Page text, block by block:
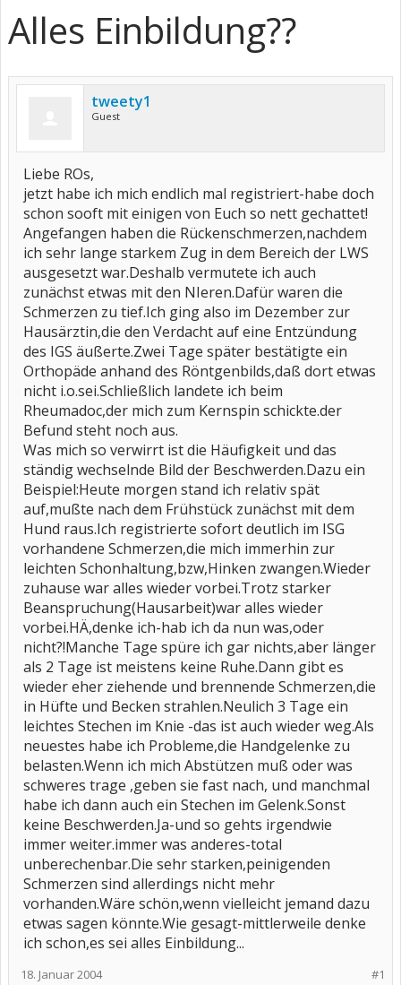
Alles Einbildung??
tweety1
Guest
Liebe ROs,
jetzt habe ich mich endlich mal registriert-habe doch
schon sooft mit einigen von Euch so nett gechattet!
Angefangen haben die Rückenschmerzen,nachdem
ich sehr lange starkem Zug in dem Bereich der LWS
ausgesetzt war.Deshalb vermutete ich auch
zunächst etwas mit den NIeren.Dafür waren die
Schmerzen zu tief.Ich ging also im Dezember zur
Hausärztin,die den Verdacht auf eine Entzündung
des IGS äußerte.Zwei Tage später bestätigte ein
Orthopäde anhand des Röntgenbilds,daß dort etwas
nicht i.o.sei.Schließlich landete ich beim
Rheumadoc,der mich zum Kernspin schickte.der
Befund steht noch aus.
Was mich so verwirrt ist die Häufigkeit und das
ständig wechselnde Bild der Beschwerden.Dazu ein
Beispiel:Heute morgen stand ich relativ spät
auf,mußte nach dem Frühstück zunächst mit dem
Hund raus.Ich registrierte sofort deutlich im ISG
vorhandene Schmerzen,die mich immerhin zur
leichten Schonhaltung,bzw,Hinken zwangen.Wieder
zuhause war alles wieder vorbei.Trotz starker
Beanspruchung(Hausarbeit)war alles wieder
vorbei.HÄ,denke ich-hab ich da nun was,oder
nicht?!Manche Tage spüre ich gar nichts,aber länger
als 2 Tage ist meistens keine Ruhe.Dann gibt es
wieder eher ziehende und brennende Schmerzen,die
in Hüfte und Becken strahlen.Neulich 3 Tage ein
leichtes Stechen im Knie -das ist auch wieder weg.Als
neuestes habe ich Probleme,die Handgelenke zu
belasten.Wenn ich mich Abstützen muß oder was
schweres trage ,geben sie fast nach, und manchmal
habe ich dann auch ein Stechen im Gelenk.Sonst
keine Beschwerden.Ja-und so gehts irgendwie
immer weiter.immer was anderes-total
unberechenbar.Die sehr starken,peinigenden
Schmerzen sind allerdings nicht mehr
vorhanden.Wäre schön,wenn vielleicht jemand dazu
etwas sagen könnte.Wie gesagt-mittlerweile denke
ich schon,es sei alles Einbildung...
#1
18. Januar 2004